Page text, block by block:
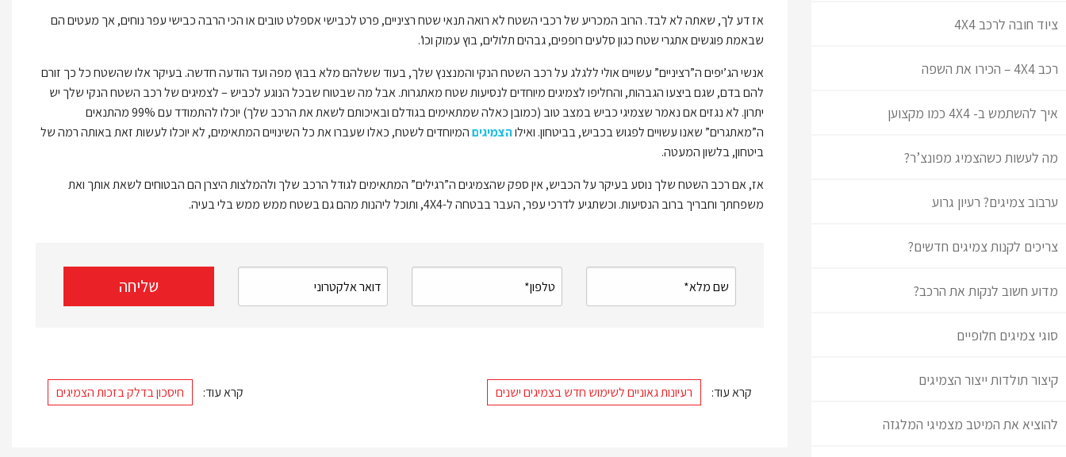
ציוד חובה לרכב 4X4
רכב 4X4 – הכירו את השפה
איך להשתמש ב- 4X4 כמו מקצוען
מה לעשות כשהצמיג מפונצ’ר?
ערבוב צמיגים? רעיון גרוע
צריכים לקנות צמיגים חדשים?
מדוע חשוב לנקות את הרכב?
סוגי צמיגים חלופיים
קיצור תולדות ייצור הצמיגים
להוציא את המיטב מצמיגי המלגזה
אז דע לך, שאתה לא לבד. הרוב המכריע של רכבי השטח לא רואה תנאי שטח רציניים, פרט לכבישי אספלט טובים או הכי הרבה כבישי עפר נוחים, אך מעטים הם
שבאמת פוגשים אתגרי שטח כגון סלעים רופפים, גבהים תלולים, בוץ עמוק וכו’.
אנשי הג’יפים ה”רציניים” עשויים אולי ללגלג על רכב השטח הנקי והמנצנץ שלך, בעוד ששלהם מלא בבוץ מפה ועד הודעה חדשה. בעיקר אלו שהשטח כל כך זורם
להם בדם, שגם ביצעו הגבהות, והחליפו לצמיגים מיוחדים לנסיעות שטח מאתגרות. אבל מה שבטוח שבכל הנוגע לכביש – לצמיגים של רכב השטח הנקי שלך יש
יתרון. לא נגזים אם נאמר שצמיגי כביש במצב טוב (כמובן כאלה שמתאימים בגודלם ובאיכותם לשאת את הרכב שלך) יוכלו להתמודד עם 99% מהתנאים
ה”מאתגרים” שאנו עשויים לפגוש בכביש, בביטחון. ואילוהצמיגיםהמיוחדים לשטח, כאלו שעברו את כל השינויים המתאימים, לא יוכלו לעשות זאת באותה רמה של
ביטחון, בלשון המעטה.
אז, אם רכב השטח שלך נוסע בעיקר על הכביש, אין ספק שהצמיגים ה”רגילים” המתאימים לגודל הרכב שלך ולהמלצות היצרן הם הבטוחים לשאת אותך ואת
משפחתך וחבריך ברוב הנסיעות. וכשתגיע לדרכי עפר, העבר בבטחה ל-4X4, ותוכל ליהנות מהם גם בשטח ממש ממש בלי בעיה.
קרא עוד: רעיונות גאוניים לשימוש חדש בצמיגים ישנים קרא עוד: חיסכון בדלק בזכות הצמיגים